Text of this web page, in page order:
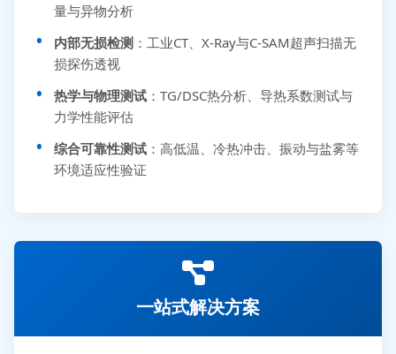
量与异物分析
内部无损检测 ：工业CT、X-Ray与C-SAM超声扫描无
损探伤透视
热学与物理测试 ：TG/DSC热分析、导热系数测试与
力学性能评估
综合可靠性测试 ：高低温、冷热冲击、振动与盐雾等
环境适应性验证
一站式解决方案